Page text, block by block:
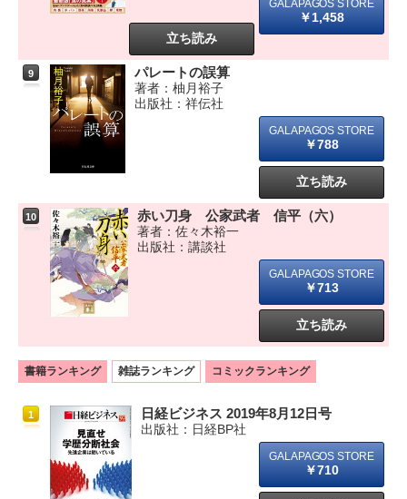
￥1,458
立ち読み
9 パレートの誤算
著者：柚月裕子
出版社：祥伝社
￥788
立ち読み
10 赤い刀身 公家武者 信平（六）
著者：佐々木裕一
出版社：講談社
￥713
立ち読み
書籍ランキング 雑誌ランキング コミックランキング
1 日経ビジネス 2019年8月12日号
出版社：日経BP社
￥710